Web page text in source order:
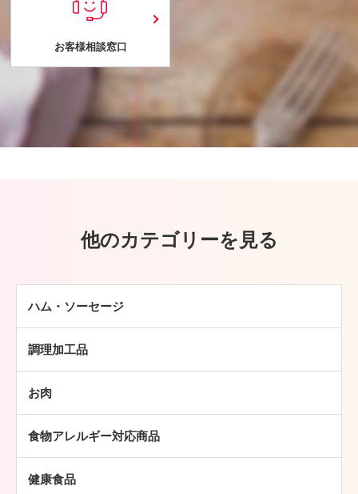
お客様相談窓口
他のカテゴリーを見る
ハム・ソーセージ
その他
調理加工品
チキン加工品
パン・ピザ
お肉
鶏肉
食物アレルギー対応商品
健康食品